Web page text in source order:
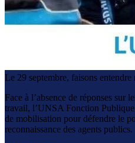
Le 29 septembre, faisons
Face à l’absence de réponses sur
travail, l’UNSA Fonction
de mobilisation pour défendre le
reconnaissance des agents publics.